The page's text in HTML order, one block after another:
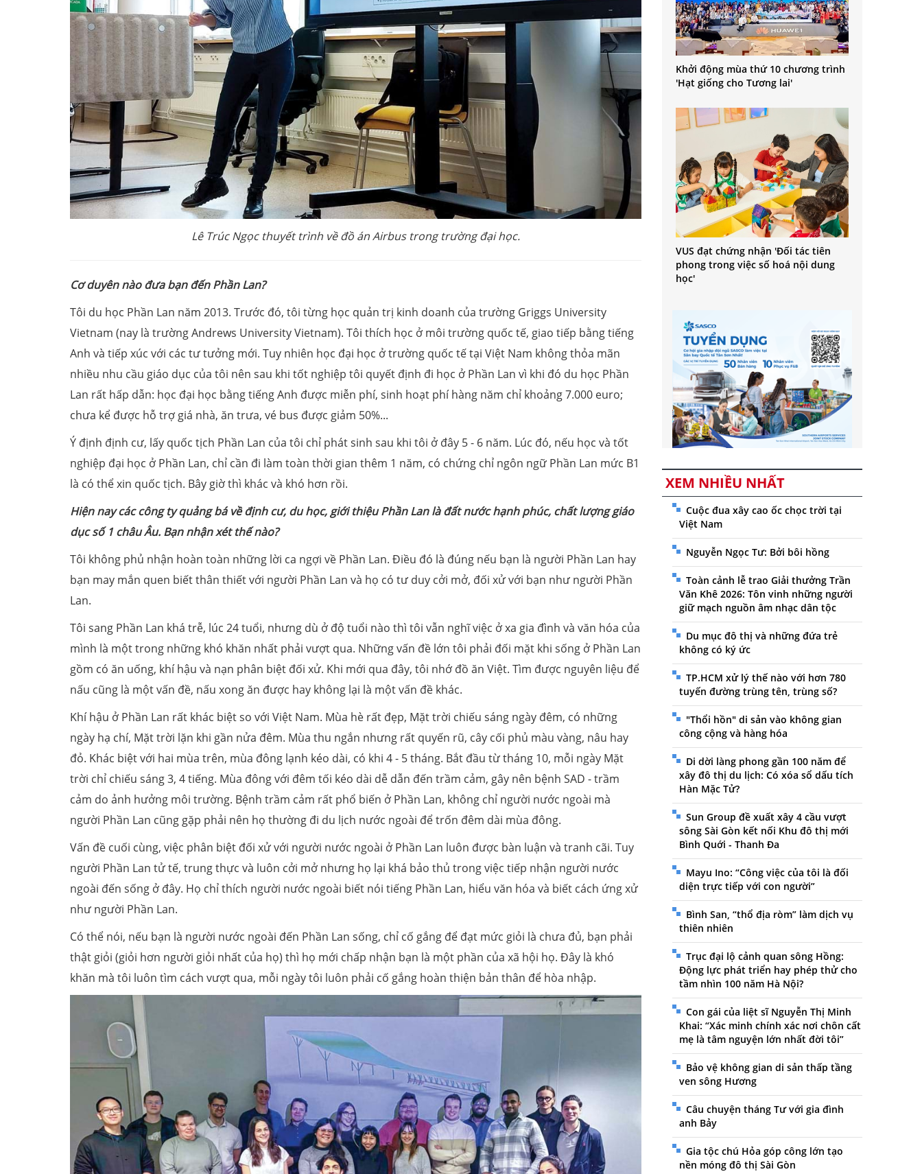
Lê Trúc Ngọc thuyết trình về đồ án Airbus trong trường đại học.
Cơ duyên nào đưa bạn đến Phần Lan?
Tôi du học Phần Lan năm 2013. Trước đó, tôi từng học quản trị kinh doanh của trường Griggs University
Vietnam (nay là trường Andrews University Vietnam). Tôi thích học ở môi trường quốc tế, giao tiếp bằng tiếng
Anh và tiếp xúc với các tư tưởng mới. Tuy nhiên học đại học ở trường quốc tế tại Việt Nam không thỏa mãn
nhiều nhu cầu giáo dục của tôi nên sau khi tốt nghiệp tôi quyết định đi học ở Phần Lan vì khi đó du học Phần
Lan rất hấp dẫn: học đại học bằng tiếng Anh được miễn phí, sinh hoạt phí hàng năm chỉ khoảng 7.000 euro;
chưa kể được hỗ trợ giá nhà, ăn trưa, vé bus được giảm 50%...
Ý định định cư, lấy quốc tịch Phần Lan của tôi chỉ phát sinh sau khi tôi ở đây 5 - 6 năm. Lúc đó, nếu học và tốt
nghiệp đại học ở Phần Lan, chỉ cần đi làm toàn thời gian thêm 1 năm, có chứng chỉ ngôn ngữ Phần Lan mức B1
là có thể xin quốc tịch. Bây giờ thì khác và khó hơn rồi.
Hiện nay các công ty quảng bá về định cư, du học, giới thiệu Phần Lan là đất nước hạnh phúc, chất lượng giáo
dục số 1 châu Âu. Bạn nhận xét thế nào?
Tôi không phủ nhận hoàn toàn những lời ca ngợi về Phần Lan. Điều đó là đúng nếu bạn là người Phần Lan hay
bạn may mắn quen biết thân thiết với người Phần Lan và họ có tư duy cởi mở, đối xử với bạn như người Phần
Lan.
Tôi sang Phần Lan khá trễ, lúc 24 tuổi, nhưng dù ở độ tuổi nào thì tôi vẫn nghĩ việc ở xa gia đình và văn hóa của
mình là một trong những khó khăn nhất phải vượt qua. Những vấn đề lớn tôi phải đối mặt khi sống ở Phần Lan
gồm có ăn uống, khí hậu và nạn phân biệt đối xử. Khi mới qua đây, tôi nhớ đồ ăn Việt. Tìm được nguyên liệu để
nấu cũng là một vấn đề, nấu xong ăn được hay không lại là một vấn đề khác.
Khí hậu ở Phần Lan rất khác biệt so với Việt Nam. Mùa hè rất đẹp, Mặt trời chiếu sáng ngày đêm, có những
ngày hạ chí, Mặt trời lặn khi gần nửa đêm. Mùa thu ngắn nhưng rất quyến rũ, cây cối phủ màu vàng, nâu hay
đỏ. Khác biệt với hai mùa trên, mùa đông lạnh kéo dài, có khi 4 - 5 tháng. Bắt đầu từ tháng 10, mỗi ngày Mặt
trời chỉ chiếu sáng 3, 4 tiếng. Mùa đông với đêm tối kéo dài dễ dẫn đến trầm cảm, gây nên bệnh SAD - trầm
cảm do ảnh hưởng môi trường. Bệnh trầm cảm rất phổ biến ở Phần Lan, không chỉ người nước ngoài mà
người Phần Lan cũng gặp phải nên họ thường đi du lịch nước ngoài để trốn đêm dài mùa đông.
Vấn đề cuối cùng, việc phân biệt đối xử với người nước ngoài ở Phần Lan luôn được bàn luận và tranh cãi. Tuy
người Phần Lan tử tế, trung thực và luôn cởi mở nhưng họ lại khá bảo thủ trong việc tiếp nhận người nước
ngoài đến sống ở đây. Họ chỉ thích người nước ngoài biết nói tiếng Phần Lan, hiểu văn hóa và biết cách ứng xử
như người Phần Lan.
Có thể nói, nếu bạn là người nước ngoài đến Phần Lan sống, chỉ cố gắng để đạt mức giỏi là chưa đủ, bạn phải
thật giỏi (giỏi hơn người giỏi nhất của họ) thì họ mới chấp nhận bạn là một phần của xã hội họ. Đây là khó
khăn mà tôi luôn tìm cách vượt qua, mỗi ngày tôi luôn phải cố gắng hoàn thiện bản thân để hòa nhập.
Khởi động mùa thứ 10 chương trình
'Hạt giống cho Tương lai'
VUS đạt chứng nhận 'Đối tác tiên
phong trong việc số hoá nội dung
học'
XEM NHIỀU NHẤT
Cuộc đua xây cao ốc chọc trời tại
Việt Nam
Nguyễn Ngọc Tư: Bởi bôi hồng
Toàn cảnh lễ trao Giải thưởng Trần
Văn Khê 2026: Tôn vinh những người
giữ mạch nguồn âm nhạc dân tộc
Du mục đô thị và những đứa trẻ
không có ký ức
TP.HCM xử lý thế nào với hơn 780
tuyến đường trùng tên, trùng số?
"Thổi hồn" di sản vào không gian
công cộng và hàng hóa
Di dời làng phong gần 100 năm để
xây đô thị du lịch: Có xóa sổ dấu tích
Hàn Mặc Tử?
Sun Group đề xuất xây 4 cầu vượt
sông Sài Gòn kết nối Khu đô thị mới
Bình Quới - Thanh Đa
Mayu Ino: “Công việc của tôi là đối
diện trực tiếp với con người”
Bình San, “thổ địa ròm” làm dịch vụ
thiên nhiên
Trục đại lộ cảnh quan sông Hồng:
Động lực phát triển hay phép thử cho
tầm nhìn 100 năm Hà Nội?
Con gái của liệt sĩ Nguyễn Thị Minh
Khai: “Xác minh chính xác nơi chôn cất
mẹ là tâm nguyện lớn nhất đời tôi”
Bảo vệ không gian di sản thấp tầng
ven sông Hương
Câu chuyện tháng Tư với gia đình
anh Bảy
Gia tộc chú Hỏa góp công lớn tạo
nền móng đô thị Sài Gòn